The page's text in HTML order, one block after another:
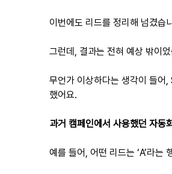
이번에도 리드를 정리해 넘겼습
그런데, 결과는 전혀 예상 밖이
무언가 이상하다는 생각이 들어
했어요.
과거 캠페인에서 사용했던 자동
예를 들어, 어떤 리드는 ‘A’라는